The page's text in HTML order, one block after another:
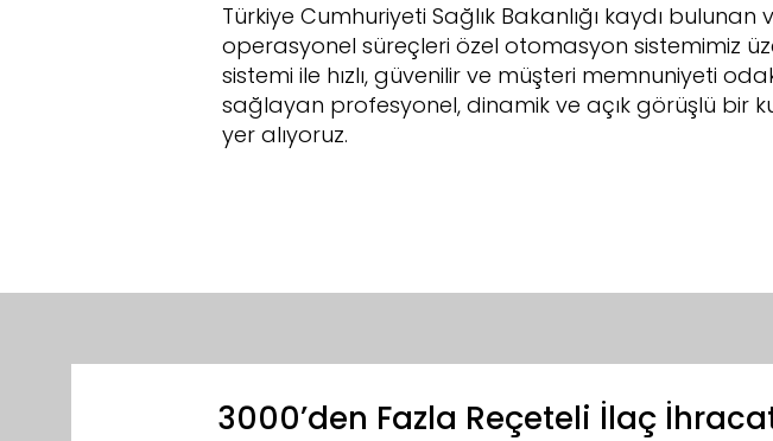
Türkiye Cumhuriyeti Sağlık Bakanlığı kaydı
operasyonel süreçleri özel otomasyon sistemimiz
sistemi ile hızlı, güvenilir ve müşteri memnuniyeti
sağlayan profesyonel, dinamik ve açık görüşlü bir
yer alıyoruz.
3000’den Fazla Reçeteli İlaç